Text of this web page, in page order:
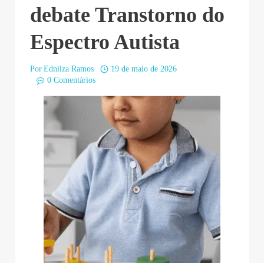
debate Transtorno do
Espectro Autista
Por Ednilza Ramos
19 de maio de 2026
0 Comentários